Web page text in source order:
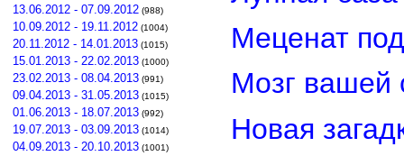
13.06.2012 - 07.09.2012 (988)
10.09.2012 - 19.11.2012 (1004)
20.11.2012 - 14.01.2013 (1015)
15.01.2013 - 22.02.2013 (1000)
23.02.2013 - 08.04.2013 (991)
09.04.2013 - 31.05.2013 (1015)
01.06.2013 - 18.07.2013 (992)
19.07.2013 - 03.09.2013 (1014)
04.09.2013 - 20.10.2013 (1001)
Меценат
Мозг вашей
Новая